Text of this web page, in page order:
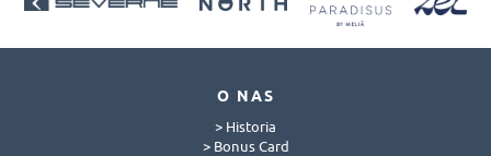
O NAS
> Historia
> Bonus Card